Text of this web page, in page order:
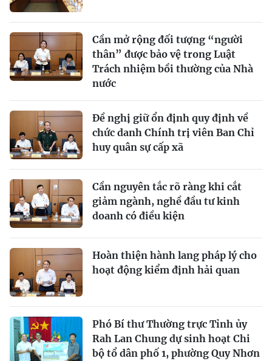
Cần mở rộng đối tượng “người
thân” được bảo vệ trong Luật
Trách nhiệm bồi thường của Nhà
nước
Đề nghị giữ ổn định quy định về
chức danh Chính trị viên Ban Chỉ
huy quân sự cấp xã
Cần nguyên tắc rõ ràng khi cắt
giảm ngành, nghề đầu tư kinh
doanh có điều kiện
Hoàn thiện hành lang pháp lý cho
hoạt động kiểm định hải quan
Phó Bí thư Thường trực Tỉnh ủy
Rah Lan Chung dự sinh hoạt Chi
bộ tổ dân phố 1, phường Quy Nhơn